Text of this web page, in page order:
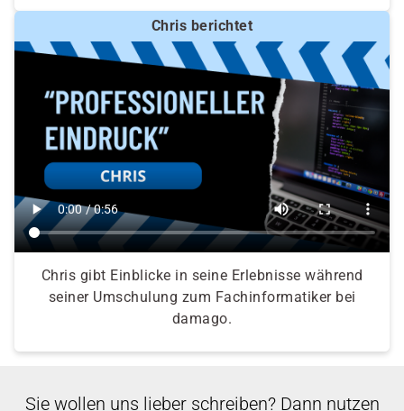
Chris berichtet
Chris gibt Einblicke in seine Erlebnisse während
seiner Umschulung zum Fachinformatiker bei
damago.
Sie wollen uns lieber schreiben? Dann nutzen